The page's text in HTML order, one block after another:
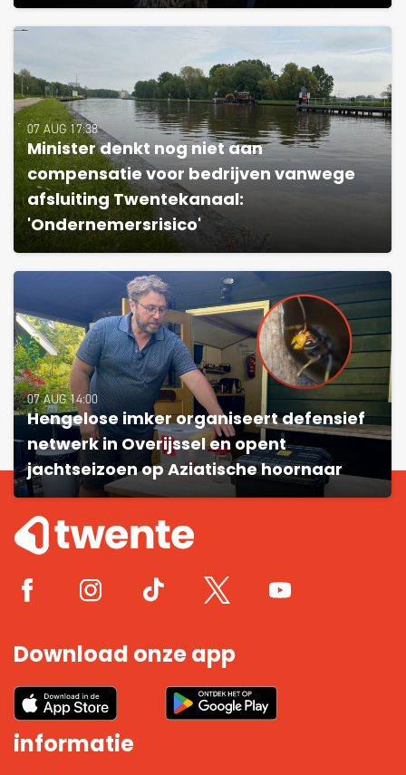
07 AUG 17:38
Minister denkt nog niet aan
compensatie voor bedrijven vanwege
afsluiting Twentekanaal:
'Ondernemersrisico'
07 AUG 14:00
Hengelose imker organiseert defensief
netwerk in Overijssel en opent
jachtseizoen op Aziatische hoornaar
Download onze app
informatie